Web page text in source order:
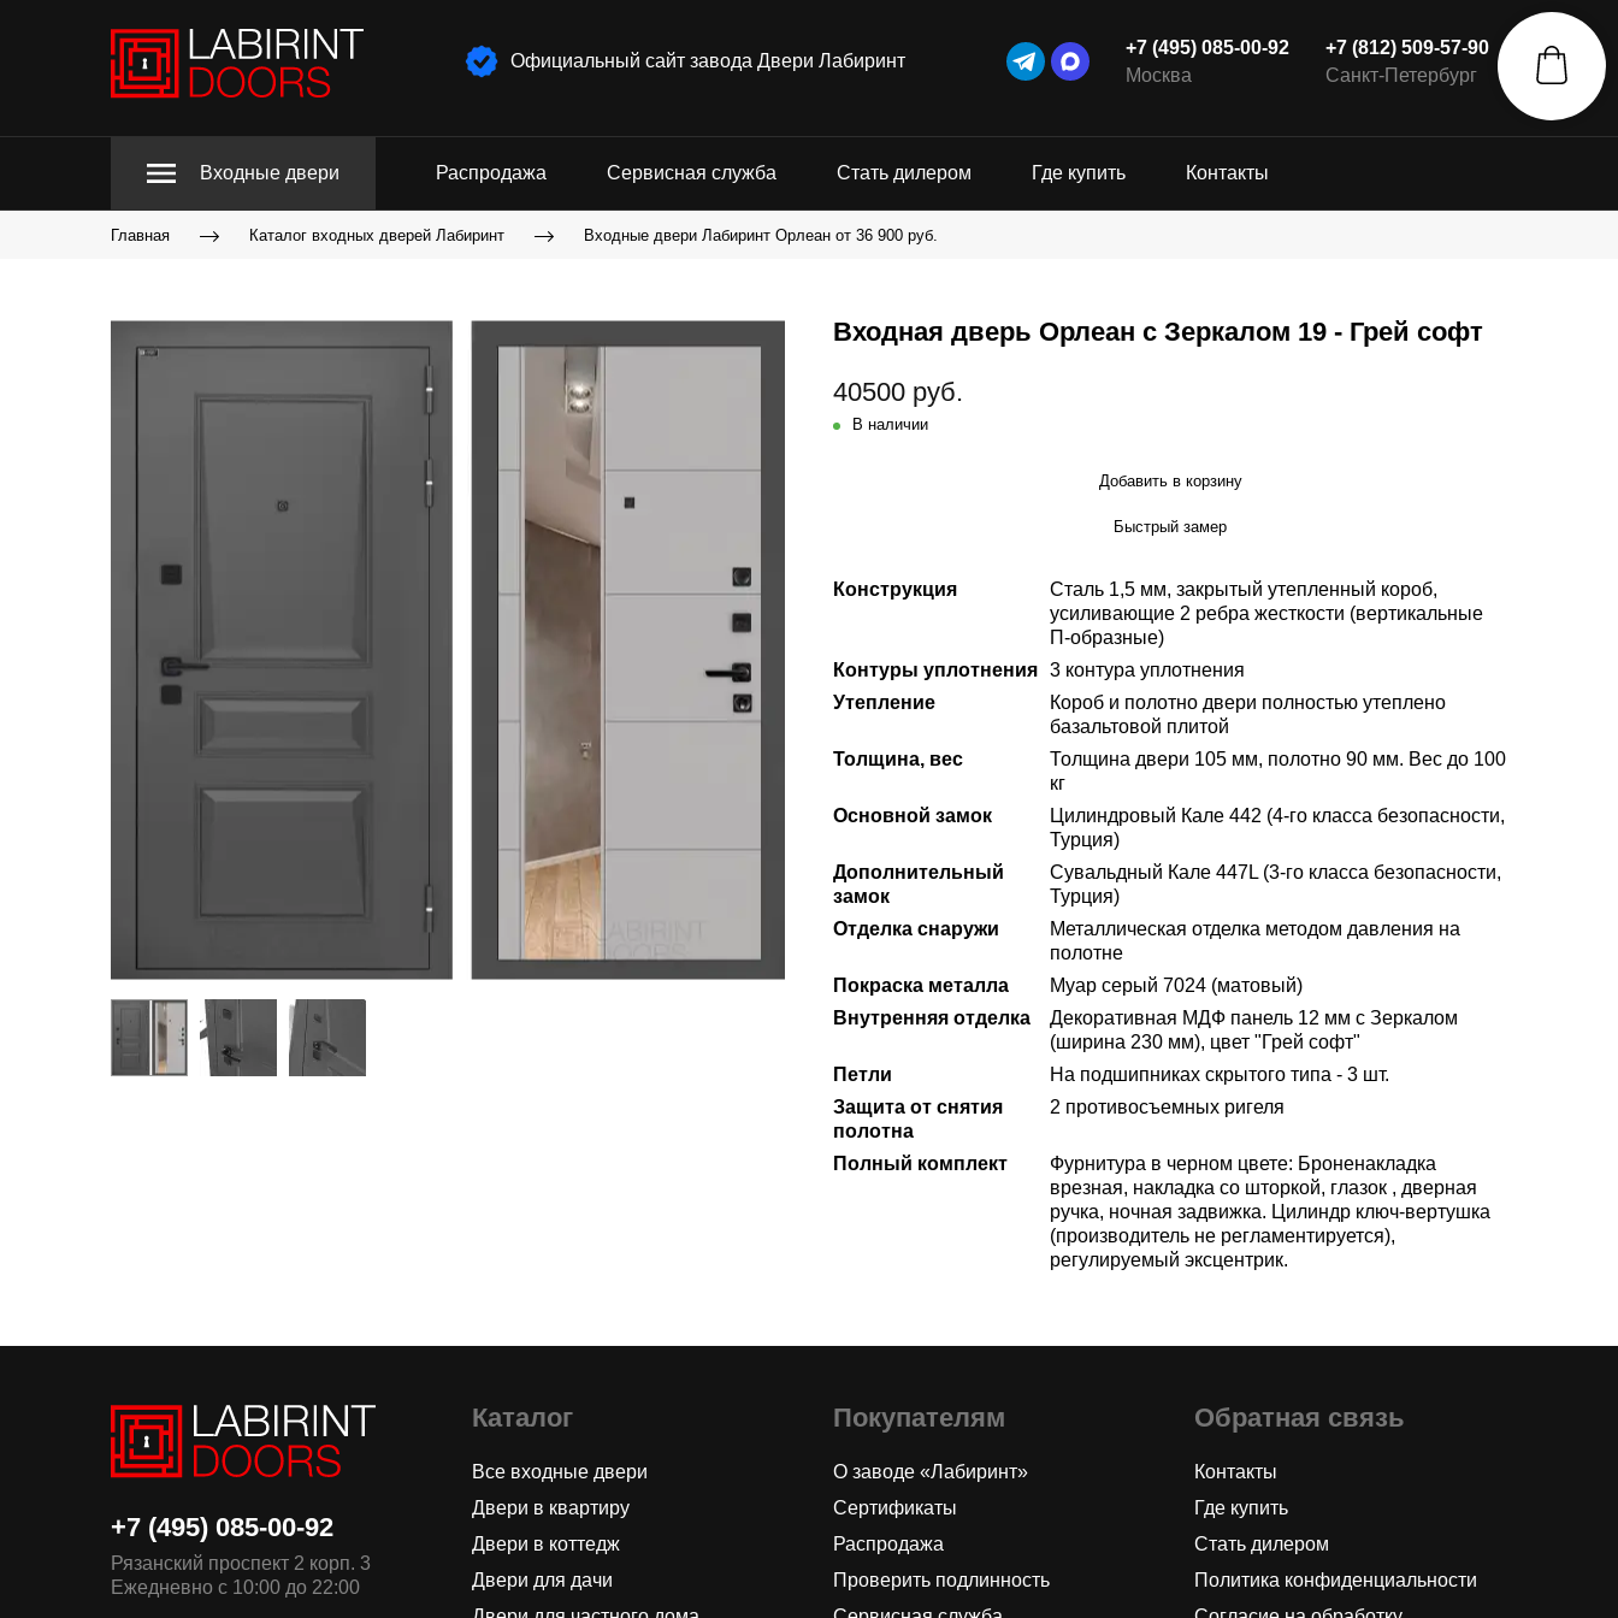
Официальный сайт завода Двери Лабиринт
+7 (495) 085-00-92
Москва
+7 (812) 509-57-90
Санкт-Петербург
Входные двери Распродажа Сервисная служба Стать дилером Где купить Контакты
Главная Каталог входных дверей Лабиринт Входные двери Лабиринт Орлеан от 36 900 руб.
Входная дверь Орлеан с Зеркалом 19 - Грей софт
40500 руб.
В наличии
Добавить в корзину
Быстрый замер
Конструкция
Сталь 1,5 мм, закрытый утепленный короб,
усиливающие 2 ребра жесткости (вертикальные
П-образные)
Контуры уплотнения 3 контура уплотнения
Утепление
Короб и полотно двери полностью утеплено
базальтовой плитой
Толщина, вес
Толщина двери 105 мм, полотно 90 мм. Вес до 100
кг
Основной замок
Цилиндровый Кале 442 (4-го класса безопасности,
Турция)
Дополнительный
замок
Сувальдный Кале 447L (3-го класса безопасности,
Турция)
Отделка снаружи
Металлическая отделка методом давления на
полотне
Покраска металла
Муар серый 7024 (матовый)
Внутренняя отделка
Декоративная МДФ панель 12 мм с Зеркалом
(ширина 230 мм), цвет "Грей софт"
Петли
На подшипниках скрытого типа - 3 шт.
Защита от снятия
полотна
2 противосъемных ригеля
Полный комплект
Фурнитура в черном цвете: Броненакладка
врезная, накладка со шторкой, глазок , дверная
ручка, ночная задвижка. Цилиндр ключ-вертушка
(производитель не регламентируется),
регулируемый эксцентрик.
+7 (495) 085-00-92
Рязанский проспект 2 корп. 3
Ежедневно с 10:00 до 22:00
Каталог
Все входные двери
Двери в квартиру
Двери в коттедж
Двери для дачи
Покупателям
О заводе «Лабиринт»
Сертификаты
Распродажа
Проверить подлинность
Обратная связь
Контакты
Где купить
Стать дилером
Политика конфиденциальности